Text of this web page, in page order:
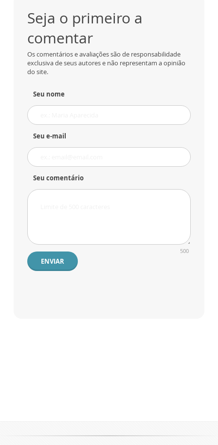
Seja o primeiro a
comentar
Os comentários e avaliações são de responsabilidade
exclusiva de seus autores e não representam a opinião
do site.
Seu nome
Seu e-mail
Seu comentário
500
ENVIAR